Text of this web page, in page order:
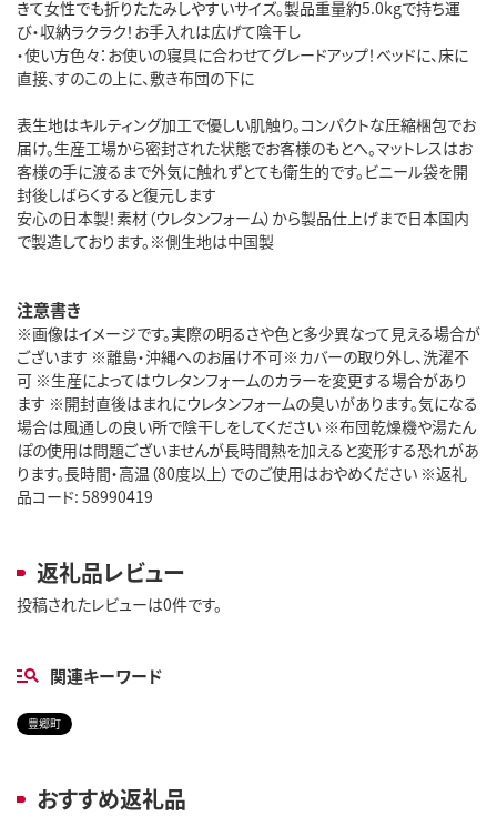
きて女性でも折りたたみしやすいサイズ。製品重量約5.0kgで持ち運
び・収納ラクラク！お手入れは広げて陰干し
・使い方色々：お使いの寝具に合わせてグレードアップ！ベッドに、床に
直接、すのこの上に、敷き布団の下に
表生地はキルティング加工で優しい肌触り。コンパクトな圧縮梱包でお
届け。生産工場から密封された状態でお客様のもとへ。マットレスはお
客様の手に渡るまで外気に触れずとても衛生的です。ビニール袋を開
封後しばらくすると復元します
安心の日本製！素材（ウレタンフォーム）から製品仕上げまで日本国内
で製造しております。※側生地は中国製
注意書き
※画像はイメージです。実際の明るさや色と多少異なって見える場合が
ございます ※離島・沖縄へのお届け不可※カバーの取り外し、洗濯不
可 ※生産によってはウレタンフォームのカラーを変更する場合があり
ます ※開封直後はまれにウレタンフォームの臭いがあります。気になる
場合は風通しの良い所で陰干しをしてください ※布団乾燥機や湯たん
ぽの使用は問題ございませんが長時間熱を加えると変形する恐れがあ
ります。長時間・高温（80度以上）でのご使用はおやめください ※返礼
品コード: 58990419
返礼品レビュー
投稿されたレビューは0件です。
関連キーワード
豊郷町
おすすめ返礼品